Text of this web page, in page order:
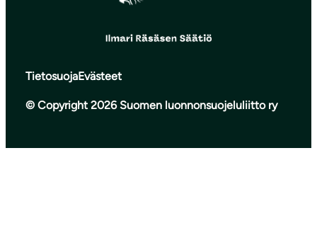
TietosuojaEvästeet
© Copyright 2026 Suomen luonnonsuojeluliitto ry